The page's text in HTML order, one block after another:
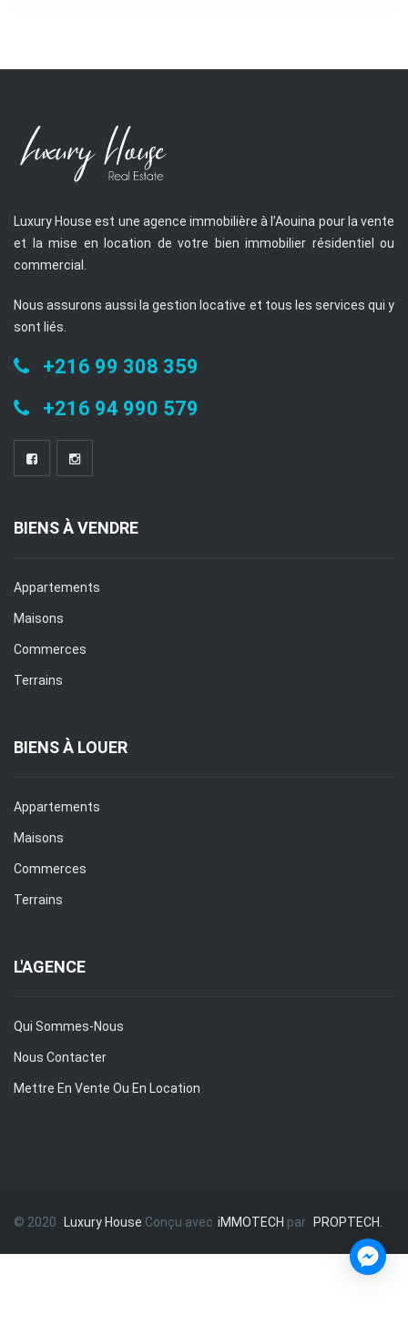
Luxury House est une agence immobilière à l’Aouina pour la vente
et la mise en location de votre bien immobilier résidentiel ou
commercial.
Nous assurons aussi la gestion locative et tous les services qui y
sont liés.
+216 99 308 359
+216 94 990 579
BIENS À VENDRE
Appartements
Maisons
Commerces
Terrains
BIENS À LOUER
Appartements
Maisons
Commerces
Terrains
L'AGENCE
Qui Sommes-Nous
Nous Contacter
Mettre En Vente Ou En Location
© 2020 Luxury House .Conçu avec iMMOTECH par PROPTECH.